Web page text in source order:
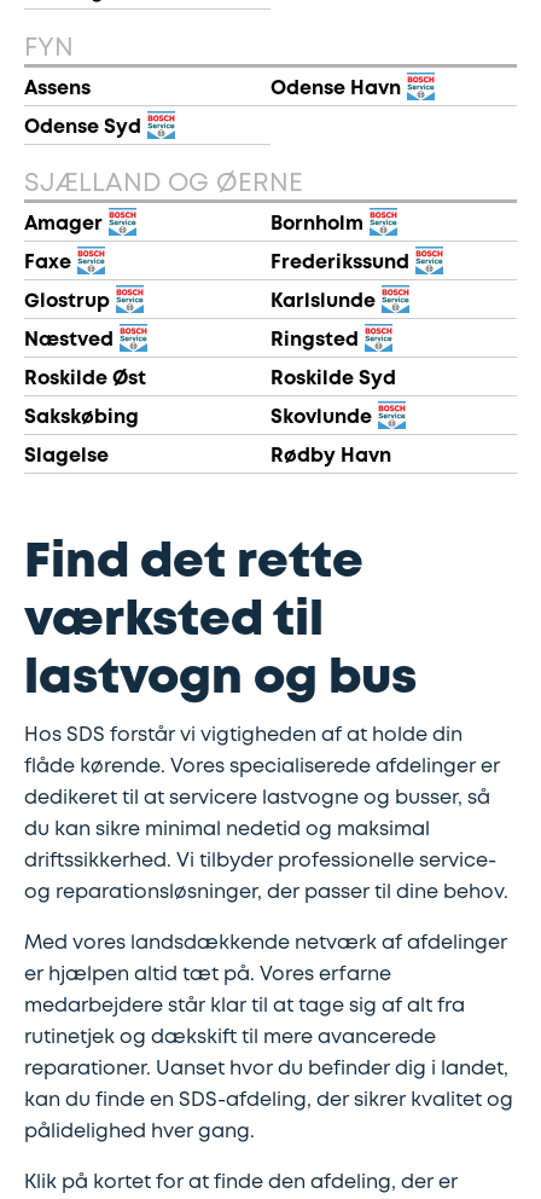
FYN
Assens Odense Havn
Odense Syd
SJÆLLAND OG ØERNE
Amager Bornholm
Faxe Frederikssund
Glostrup Karlslunde
Næstved Ringsted
Roskilde Øst Roskilde Syd
Sakskøbing Skovlunde
Slagelse Rødby Havn
Find det rette
værksted til
lastvogn og bus
Hos SDS forstår vi vigtigheden af at holde din
flåde kørende. Vores specialiserede afdelinger er
dedikeret til at servicere lastvogne og busser, så
du kan sikre minimal nedetid og maksimal
driftssikkerhed. Vi tilbyder professionelle service-
og reparationsløsninger, der passer til dine behov.
Med vores landsdækkende netværk af afdelinger
er hjælpen altid tæt på. Vores erfarne
medarbejdere står klar til at tage sig af alt fra
rutinetjek og dækskift til mere avancerede
reparationer. Uanset hvor du befinder dig i landet,
kan du finde en SDS-afdeling, der sikrer kvalitet og
pålidelighed hver gang.
Klik på kortet for at finde den afdeling, der er